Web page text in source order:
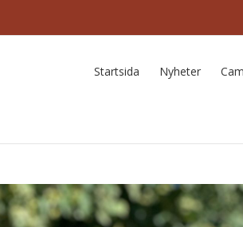
Startsida Nyheter